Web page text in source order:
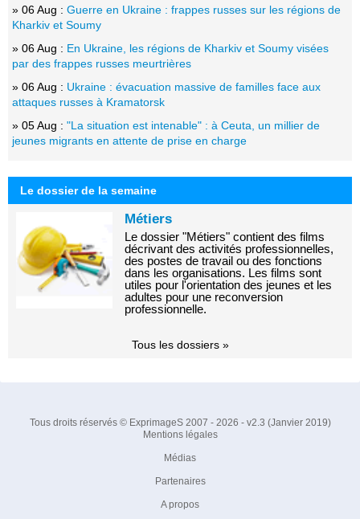
» 06 Aug : Guerre en Ukraine : frappes russes sur les régions de
Kharkiv et Soumy
» 06 Aug : En Ukraine, les régions de Kharkiv et Soumy visées
par des frappes russes meurtrières
» 06 Aug : Ukraine : évacuation massive de familles face aux
attaques russes à Kramatorsk
» 05 Aug : "La situation est intenable" : à Ceuta, un millier de
jeunes migrants en attente de prise en charge
Le dossier de la semaine
Métiers
Le dossier "Métiers" contient des films
décrivant des activités professionnelles,
des postes de travail ou des fonctions
dans les organisations. Les films sont
utiles pour l'orientation des jeunes et les
adultes pour une reconversion
professionnelle.
Tous les dossiers »
Tous droits réservés © ExprimageS 2007 - 2026 - v2.3 (Janvier 2019)
Mentions légales
Médias
Partenaires
A propos